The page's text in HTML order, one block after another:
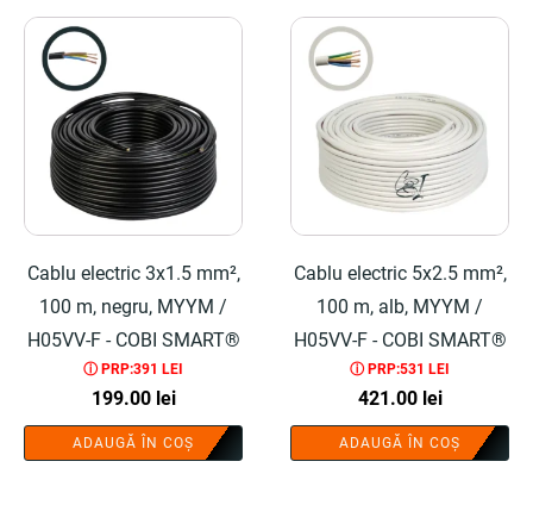
Cablu electric 3x1.5 mm²,
100 m, negru, MYYM /
H05VV-F - COBI SMART®
ⓘ PRP:391 LEI
199.00 lei
ADAUGĂ ÎN COȘ
Cablu electric 5x2.5 mm²,
100 m, alb, MYYM /
H05VV-F - COBI SMART®
ⓘ PRP:531 LEI
421.00 lei
ADAUGĂ ÎN COȘ